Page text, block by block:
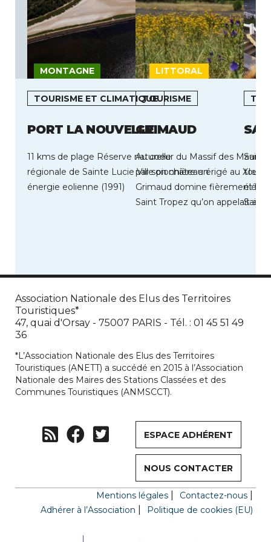
MONTAGNE LITTORAL
TOURISME ET CLIMATIQUE
PORT LA NOUVELLE
11 kms de plage Réserve naturelle
régionale de Sainte Lucie Ville pionnière en
énergie eolienne (1991)
TOURISME
GRIMAUD
Au coeur du Massif des
par son château érigé au XIe
Grimaud domine fièrement le
Saint Tropez qu’on appelait
Saint-
Saint-
Association Nationale des Elus des Territoires
Touristiques*
47, quai d'Orsay - 75007 PARIS - Tél. : 01 45 51 49
36
*L’Association Nationale des Elus des Territoires
Touristiques (ANETT) a succédé en 2015 à l’Association
Nationale des Maires des Stations Classées et des
Communes Touristiques (ANMSCCT).
ESPACE ADHÉRENT
NOUS CONTACTER
Mentions légales
Contactez-nous
Adhérer à l’Association
Politique de cookies (EU)